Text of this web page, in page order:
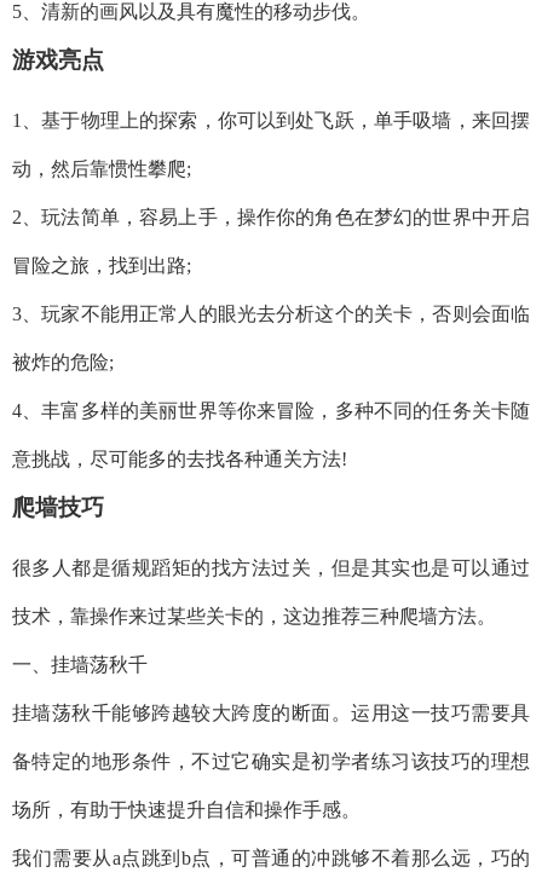
5、清新的画风以及具有魔性的移动步伐。
游戏亮点
1、基于物理上的探索，你可以到处飞跃，单手吸墙，来回摆
动，然后靠惯性攀爬;
2、玩法简单，容易上手，操作你的角色在梦幻的世界中开启
冒险之旅，找到出路;
3、玩家不能用正常人的眼光去分析这个的关卡，否则会面临
被炸的危险;
4、丰富多样的美丽世界等你来冒险，多种不同的任务关卡随
意挑战，尽可能多的去找各种通关方法!
爬墙技巧
很多人都是循规蹈矩的找方法过关，但是其实也是可以通过
技术，靠操作来过某些关卡的，这边推荐三种爬墙方法。
一、挂墙荡秋千
挂墙荡秋千能够跨越较大跨度的断面。运用这一技巧需要具
备特定的地形条件，不过它确实是初学者练习该技巧的理想
场所，有助于快速提升自信和操作手感。
我们需要从a点跳到b点，可普通的冲跳够不着那么远，巧的